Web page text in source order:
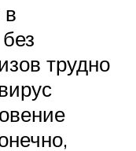
трудно